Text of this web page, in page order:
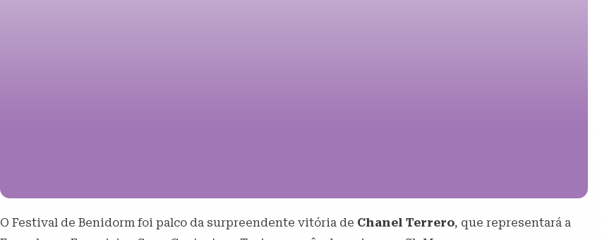
O Festival de Benidorm foi palco da surpreendente vitória de Chanel Terrero, que representará a